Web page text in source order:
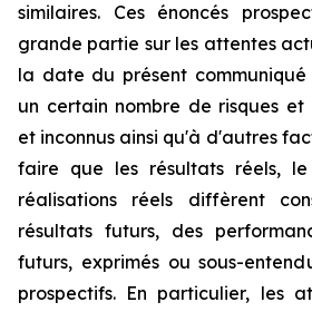
similaires. Ces énoncés
grande partie sur les attentes
la date du présent
un certain nombre de risques et
et inconnus ainsi qu'à d'autres
faire que les résultats réels,
réalisations réels diffèrent
résultats futurs, des
futurs, exprimés ou sous-
prospectifs. En particulier, les